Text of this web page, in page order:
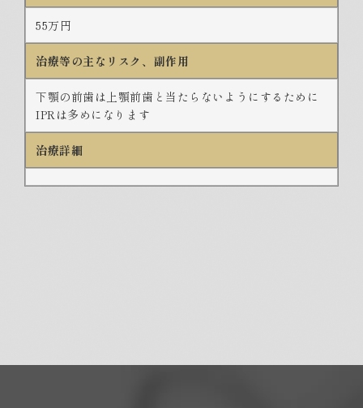
55万円
治療等の主なリスク、副作用
下顎の前歯は上顎前歯と当たらないようにするために
IPRは多めになります
治療詳細